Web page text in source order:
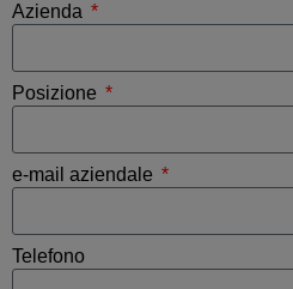
Azienda
Posizione
e-mail aziendale
Telefono